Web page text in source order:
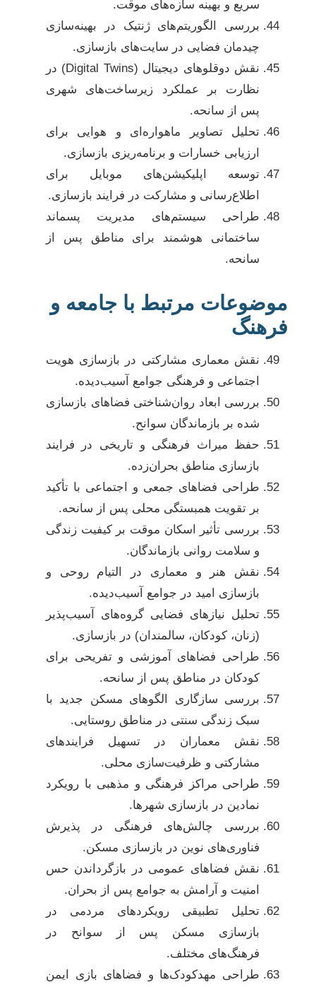
سریع و بهینه سازه‌های موقت.
بررسی الگوریتم‌های ژنتیک در بهینه‌سازی
چیدمان فضایی در سایت‌های بازسازی.
نقش دوقلوهای دیجیتال (Digital Twins) در
نظارت بر عملکرد زیرساخت‌های شهری
پس از سانحه.
تحلیل تصاویر ماهواره‌ای و هوایی برای
ارزیابی خسارات و برنامه‌ریزی بازسازی.
توسعه اپلیکیشن‌های موبایل برای
اطلاع‌رسانی و مشارکت در فرایند بازسازی.
طراحی سیستم‌های مدیریت پسماند
ساختمانی هوشمند برای مناطق پس از
سانحه.
موضوعات مرتبط با جامعه و
فرهنگ
نقش معماری مشارکتی در بازسازی هویت
اجتماعی و فرهنگی جوامع آسیب‌دیده.
بررسی ابعاد روان‌شناختی فضاهای بازسازی
شده بر بازماندگان سوانح.
حفظ میراث فرهنگی و تاریخی در فرایند
بازسازی مناطق بحران‌زده.
طراحی فضاهای جمعی و اجتماعی با تأکید
بر تقویت همبستگی محلی پس از سانحه.
بررسی تأثیر اسکان موقت بر کیفیت زندگی
و سلامت روانی بازماندگان.
نقش هنر و معماری در التیام روحی و
بازسازی امید در جوامع آسیب‌دیده.
تحلیل نیازهای فضایی گروه‌های آسیب‌پذیر
(زنان، کودکان، سالمندان) در بازسازی.
طراحی فضاهای آموزشی و تفریحی برای
کودکان در مناطق پس از سانحه.
بررسی سازگاری الگوهای مسکن جدید با
سبک زندگی سنتی در مناطق روستایی.
نقش معماران در تسهیل فرایندهای
مشارکتی و ظرفیت‌سازی محلی.
طراحی مراکز فرهنگی و مذهبی با رویکرد
نمادین در بازسازی شهرها.
بررسی چالش‌های فرهنگی در پذیرش
فناوری‌های نوین در بازسازی مسکن.
نقش فضاهای عمومی در بازگرداندن حس
امنیت و آرامش به جوامع پس از بحران.
تحلیل تطبیقی رویکردهای مردمی در
بازسازی مسکن پس از سوانح در
فرهنگ‌های مختلف.
طراحی مهدکودک‌ها و فضاهای بازی ایمن